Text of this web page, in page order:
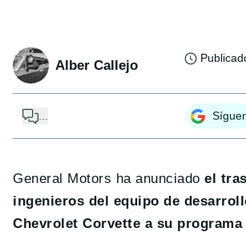
Alber Callejo
General Motors ha anunciadoel
ingenieros del equipo de
Chevrolet Corvette a su